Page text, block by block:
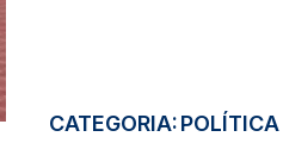
CATEGORIA:POLÍTICA